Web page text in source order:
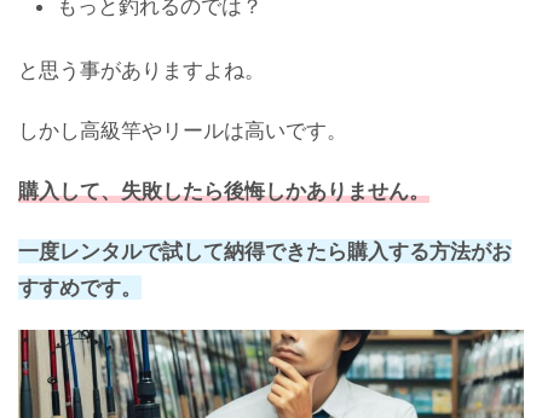
もっと釣れるのでは？
と思う事がありますよね。
しかし高級竿やリールは高いです。
購入して、失敗したら後悔しかありません。
一度レンタルで試して納得できたら購入する方法がお
すすめです。